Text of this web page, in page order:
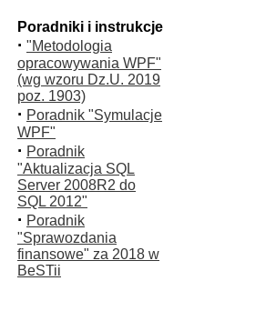
Poradniki i instrukcje
· "Metodologia
opracowywania WPF"
(wg wzoru Dz.U. 2019
poz. 1903)
· Poradnik "Symulacje
WPF"
· Poradnik
"Aktualizacja SQL
Server 2008R2 do
SQL 2012"
· Poradnik
"Sprawozdania
finansowe" za 2018 w
BeSTii